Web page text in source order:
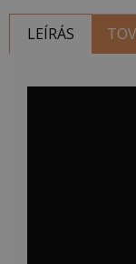
LEÍRÁS